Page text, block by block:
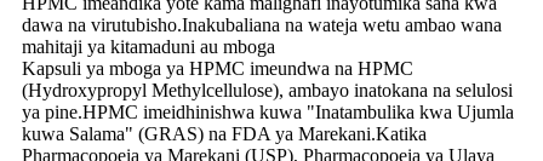
dawa na virutubisho.Inakubaliana na wateja wetu ambao wana
mahitaji ya kitamaduni au mboga
Kapsuli ya mboga ya HPMC imeundwa na HPMC
(Hydroxypropyl Methylcellulose), ambayo inatokana na selulosi
ya pine.HPMC imeidhinishwa kuwa "Inatambulika kwa Ujumla
kuwa Salama" (GRAS) na FDA ya Marekani.Katika
Pharmacopoeia ya Marekani (USP), Pharmacopoeia ya Ulaya